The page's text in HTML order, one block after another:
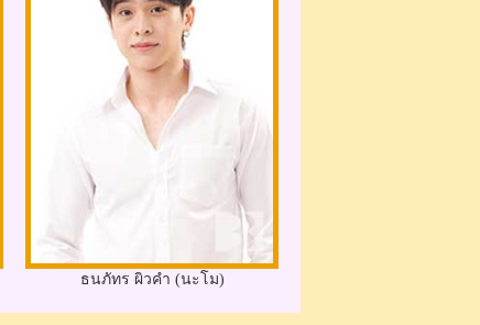
ธนภัทร ผิวคำ (นะโม)